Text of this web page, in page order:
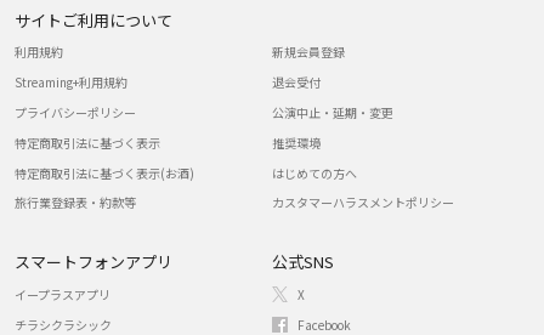
サイトご利用について
利用規約
Streaming+利用規約
プライバシーポリシー
特定商取引法に基づく表示
特定商取引法に基づく表示(お酒)
旅行業登録表・約款等
新規会員登録
退会受付
公演中止・延期・変更
推奨環境
はじめての方へ
カスタマーハラスメントポリシー
スマートフォンアプリ
イープラスアプリ
チラシクラシック
公式SNS
X
Facebook